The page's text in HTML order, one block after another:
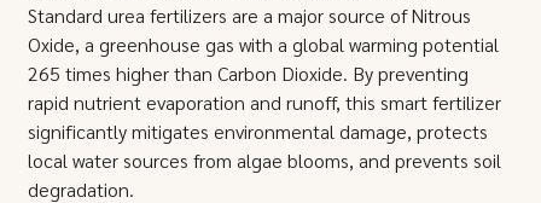
Standard urea fertilizers are a major source of Nitrous
Oxide, a greenhouse gas with a global warming potential
265 times higher than Carbon Dioxide. By preventing
rapid nutrient evaporation and runoff, this smart fertilizer
significantly mitigates environmental damage, protects
local water sources from algae blooms, and prevents soil
degradation.